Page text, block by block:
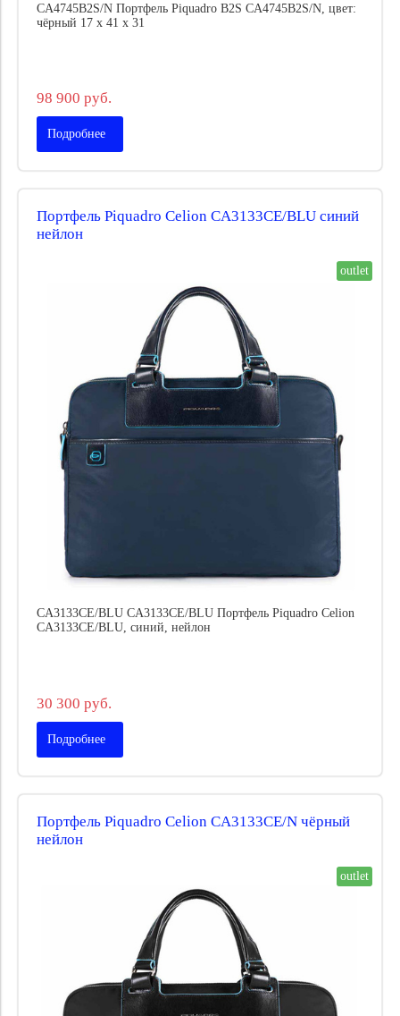
CA4745B2S/N Портфель Piquadro B2S CA4745B2S/N, цвет:
чёрный 17 x 41 x 31
98 900 руб.
Подробнее
Портфель Piquadro Celion CA3133CE/BLU синий
нейлон
outlet
CA3133CE/BLU CA3133CE/BLU Портфель Piquadro Celion
CA3133CE/BLU, синий, нейлон
30 300 руб.
Подробнее
Портфель Piquadro Celion CA3133CE/N чёрный
нейлон
outlet